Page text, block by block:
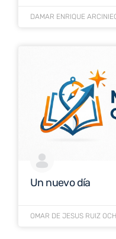
DAMAR ENRIQUE
Un nuevo día
OMAR DE JESUS RUIZ